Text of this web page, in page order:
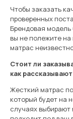
Чтобы заказать
проверенных
Брендовая
вы не полежите на
матрас
Стоит ли
как
Жесткий матрас
который будет на
случаях